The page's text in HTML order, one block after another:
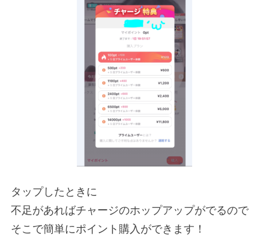
タップしたときに
不足があればチャージのホップアップがでるので
そこで簡単にポイント購入ができます！